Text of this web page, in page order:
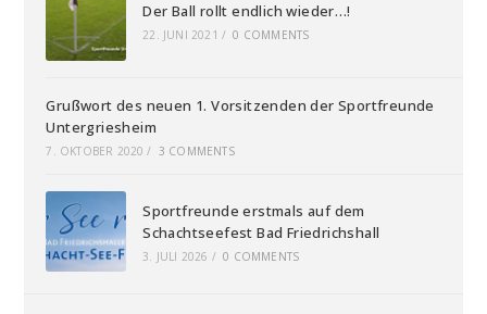
Der Ball rollt endlich wieder…!
22. JUNI 2021 / 0 COMMENTS
Grußwort des neuen 1. Vorsitzenden der Sportfreunde
Untergriesheim
7. OKTOBER 2020 / 3 COMMENTS
Sportfreunde erstmals auf dem
Schachtseefest Bad Friedrichshall
3. JULI 2026 / 0 COMMENTS